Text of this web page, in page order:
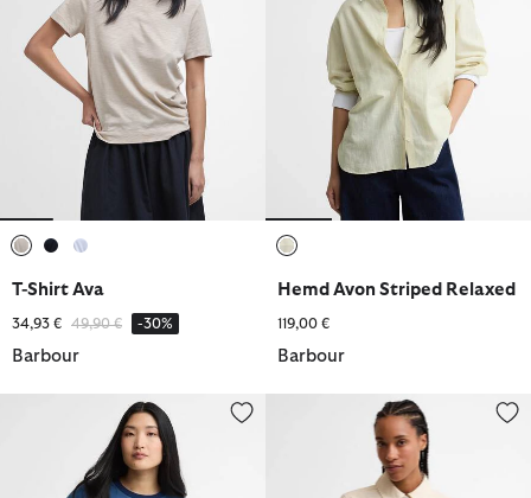
T-Shirt Ava
34,93 € Reduziert von
49,90 €bis-30%
Barbour
Hemd Avon Striped Relaxed
119,00 €
Barbour
T-Shirt Avon Tipped Kurzarmhemd Aylesby Boxy